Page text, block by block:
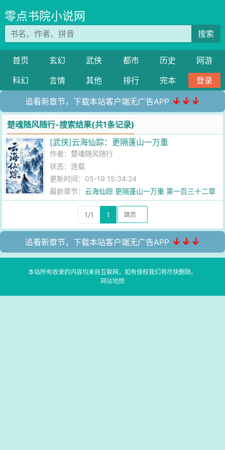
零点书院小说网
搜索
首页 玄幻 武侠 都市 历史
网游
科幻
言情 其他 排行 完本 登录
追看新章节，下载本站客户端无广告APP ↓↓↓
楚魂随风随行-搜索结果(共1条记录)
[武侠]云海仙踪：更隔蓬山一万重
作者： 楚魂随风随行
状态：连载
更新时间：05-19 15:34:24
最新章节：云海仙踪 更隔蓬山一万重 第一百三十二章
神机
1/1
1
追看新章节，下载本站客户端无广告APP ↓↓↓
本站所有收录的内容均来自互联网，如有侵权我们将尽快删除。
网站地图